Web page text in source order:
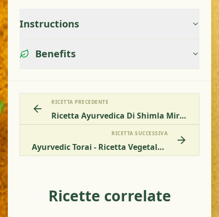
Instructions
Benefits
RICETTA PRECEDENTE
Ricetta Ayurvedica Di Shimla Mirch Patta Gobi - Peperoni E Cavolo
RICETTA SUCCESSIVA
Ayurvedic Torai - Ricetta Vegetale Di Luffa O Zucca Spinosa
Ricette correlate